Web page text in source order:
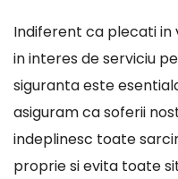
Indiferent ca plecati in
in interes de serviciu
siguranta este
asiguram ca soferii
indeplinesc toate
proprie si evita toate